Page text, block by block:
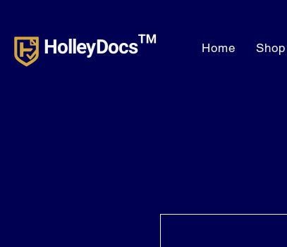
HolleyDocs™ Home Shop